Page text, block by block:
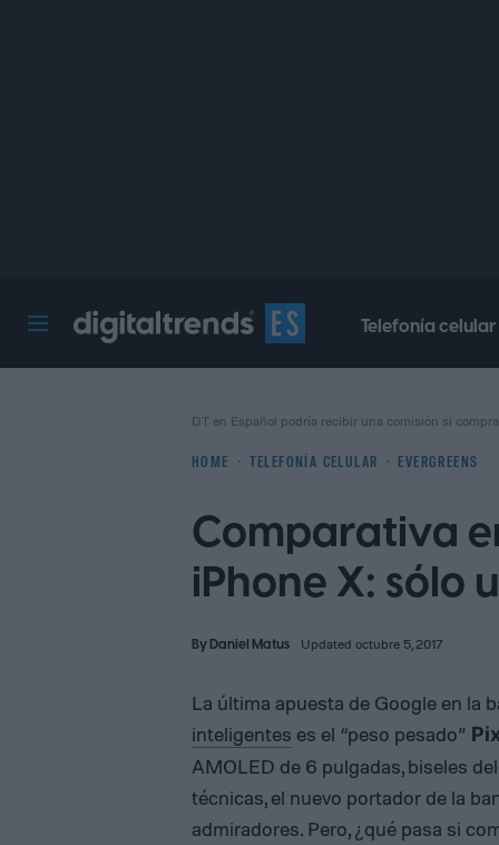
Telefonía celular
HOME TELEFONÍA CELULAR EVERGREENS
DT en Español podría recibir una comisión si
Comparativa
iPhone X: sólo
ByDaniel Matus Updated octubre 5, 2017
La última apuesta de Google en la
inteligentes es el “peso pesado”
AMOLED de 6 pulgadas, biseles
técnicas, el nuevo portador de la
admiradores. Pero, ¿qué pasa si